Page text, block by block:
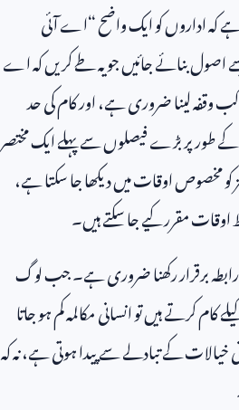
ہے کہ اداروں کو ایک واضح “اے آئی
اصول بنائے جائیں جو یہ طے کریں کہ اے
وقفہ لینا ضروری ہے، اور کام کی حد
طور پر بڑے فیصلوں سے پہلے ایک مختصر
کو مخصوص اوقات میں دیکھا جا سکتا ہے،
مقرر کیے جا سکتے ہیں۔
رابطہ برقرار رکھنا ضروری ہے۔ جب لوگ
کرتے ہیں تو انسانی مکالمہ کم ہو جاتا
کے تبادلے سے پیدا ہوتی ہے، نہ کہ